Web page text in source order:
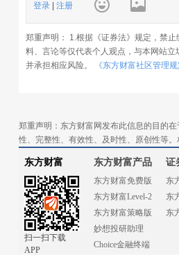
登录 注册
郑重声明： 1.根据《证券法》规定，禁
料、言论等仅代表个人观点，与本网站
并承担相应风险。
《东方财富社区管理规
郑重声明：东方财富网发布此信息的目的
性、完整性、有效性、及时性、原创性等
东方财富
扫一扫下载
APP
东方财富产品
东方财富免费版
东方财富Level-2
东方财富策略版
妙想投研助理
Choice金融终端
证
东
东
东